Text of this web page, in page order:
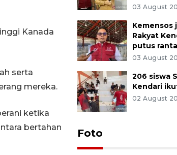
Kanada
serta
mereka.
ketika
bertahan
03 August
Kemensos
Rakyat
putus
03 August
206 siswa
Kendari
02 August
Foto